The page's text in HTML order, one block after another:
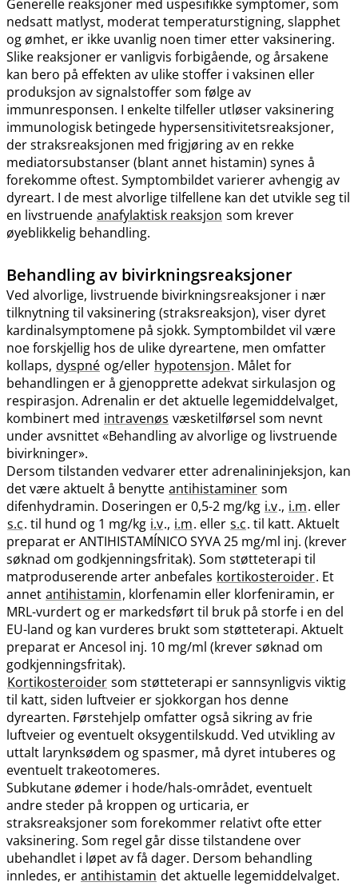
Generelle reaksjoner med uspesifikke symptomer, som
nedsatt matlyst, moderat temperaturstigning, slapphet
og ømhet, er ikke uvanlig noen timer etter vaksinering.
Slike reaksjoner er vanligvis forbigående, og årsakene
kan bero på effekten av ulike stoffer i vaksinen eller
produksjon av signalstoffer som følge av
immunresponsen. I enkelte tilfeller utløser vaksinering
immunologisk betingede hypersensitivitetsreaksjoner,
der straksreaksjonen med frigjøring av en rekke
mediatorsubstanser (blant annet histamin) synes å
forekomme oftest. Symptombildet varierer avhengig av
dyreart. I de mest alvorlige tilfellene kan det utvikle seg til
en livstruende anafylaktisk reaksjon som krever
øyeblikkelig behandling.
Behandling av bivirkningsreaksjoner
Ved alvorlige, livstruende bivirkningsreaksjoner i nær
tilknytning til vaksinering (straksreaksjon), viser dyret
kardinalsymptomene på sjokk. Symptombildet vil være
noe forskjellig hos de ulike dyreartene, men omfatter
kollaps, dyspné og​/​eller hypotensjon. Målet for
behandlingen er å gjenopprette adekvat sirkulasjon og
respirasjon. Adrenalin er det aktuelle legemiddelvalget,
kombinert med intravenøs væsketilførsel som nevnt
under avsnittet «Behandling av alvorlige og livstruende
bivirkninger».
Dersom tilstanden vedvarer etter adrenalininjeksjon, kan
det være aktuelt å benytte antihistaminer som
difenhydramin. Doseringen er 0,5-2 mg/kg i.v., i.m. eller
s.c. til hund og 1 mg/kg i.v., i.m. eller s.c. til katt. Aktuelt
preparat er ANTIHISTAMÍNICO SYVA 25 mg/ml inj. (krever
søknad om godkjenningsfritak). Som støtteterapi til
matproduserende arter anbefales kortikosteroider. Et
annet antihistamin, klorfenamin eller klorfeniramin, er
MRL-vurdert og er markedsført til bruk på storfe i en del
EU-land og kan vurderes brukt som støtteterapi. Aktuelt
preparat er Ancesol inj. 10 mg/ml (krever søknad om
godkjenningsfritak).
Kortikosteroider som støtteterapi er sannsynligvis viktig
til katt, siden luftveier er sjokkorgan hos denne
dyrearten. Førstehjelp omfatter også sikring av frie
luftveier og eventuelt oksygentilskudd. Ved utvikling av
uttalt larynksødem og spasmer, må dyret intuberes og
eventuelt trakeotomeres.
Subkutane ødemer i hode​/​hals-området, eventuelt
andre steder på kroppen og urticaria, er
straksreaksjoner som forekommer relativt ofte etter
vaksinering. Som regel går disse tilstandene over
ubehandlet i løpet av få dager. Dersom behandling
innledes, er antihistamin det aktuelle legemiddelvalget.